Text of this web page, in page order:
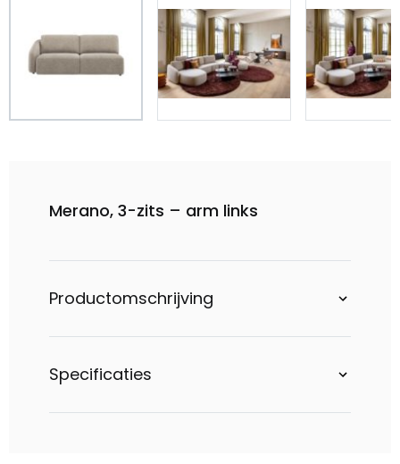
Merano, 3-zits – arm links
Productomschrijving
Specificaties